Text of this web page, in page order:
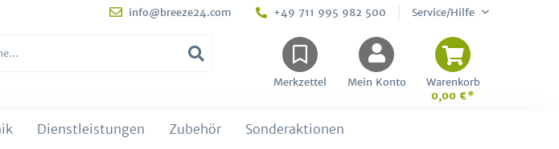
info@breeze24.com +49 711 995 982 500 Service/Hilfe
Merkzettel Mein Konto
Warenkorb
0,00 €*
Dienstleistungen Zubehör Sonderaktionen